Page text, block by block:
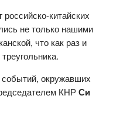
китайских
не только нашими
что как раз и
событий, окружавших
КНРСи